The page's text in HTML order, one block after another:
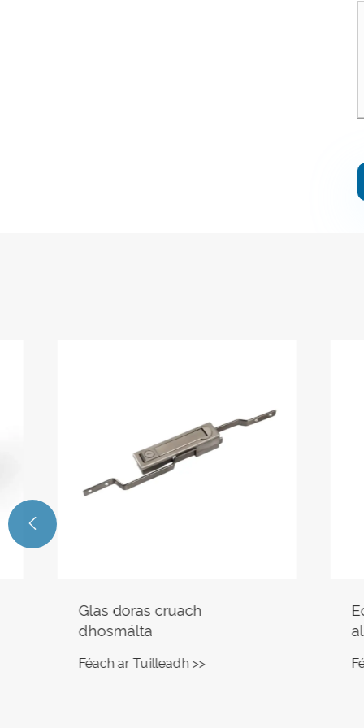
Glas doras cruach
dhosmálta
Féach ar Tuilleadh >> Féach
